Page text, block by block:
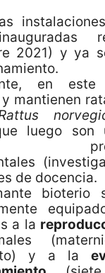
2021) y ya
en
mantienen
luego son
de docencia.
bioterio
a la
y a la